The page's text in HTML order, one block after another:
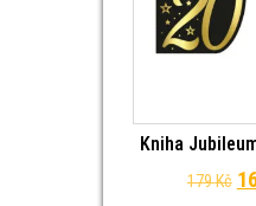
Kniha
179Kč